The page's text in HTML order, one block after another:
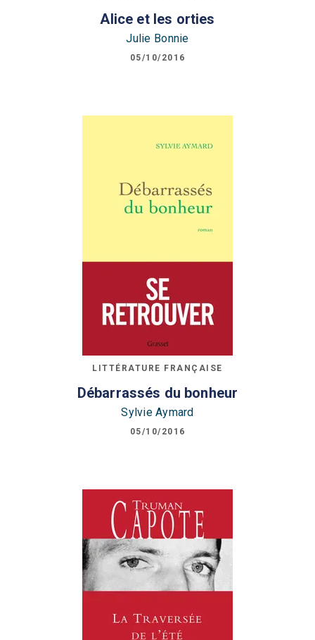
Alice et les orties
Julie Bonnie
05/10/2016
LITTÉRATURE FRANÇAISE
Débarrassés du bonheur
Sylvie Aymard
05/10/2016